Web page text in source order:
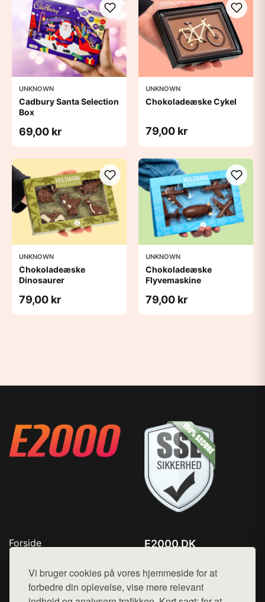
Vi bruger cookies på vores hjemmeside for at
forbedre din oplevelse, vise mere relevant
UNKNOWN
Cadbury Santa Selection
Box
69,00 kr
UNKNOWN
Chokoladeæske Cykel
79,00 kr
UNKNOWN
Chokoladeæske
Dinosaurer
79,00 kr
UNKNOWN
Chokoladeæske
Flyvemaskine
79,00 kr
Forside
Top Rabatter
Kontakt
E2000.DK
Mail: hej@want.dk